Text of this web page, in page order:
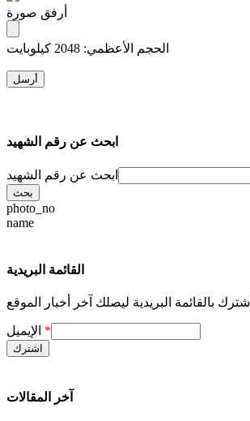
أرفق صورة
الحجم الأعظمي: 2048 كيلوبايت
ابحث عن رقم الشهيد
ابحث عن رقم الشهيد
photo_no
name
القائمة البريدية
اشترك بالقائمة البريدية ليصلك آخر أخبار الموقع
*
آخر المقالات